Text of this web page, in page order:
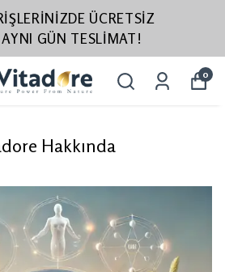
ÜCRETSIZ
GÜN TESLIMAT!
0
Hakkında